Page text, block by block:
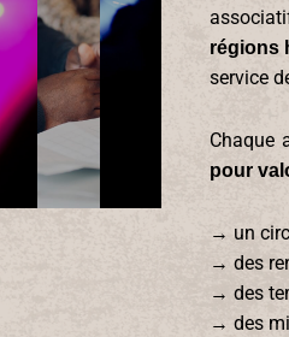
régions
service
Chaque
pour
→ un
→ des
→ des
→ des